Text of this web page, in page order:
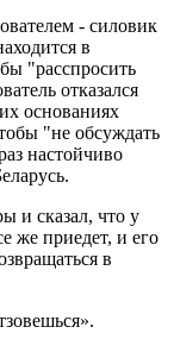
- силовик
в
"расспросить
отказался
основаниях
"не обсуждать
настойчиво
и сказал, что у
же приедет, и его
в